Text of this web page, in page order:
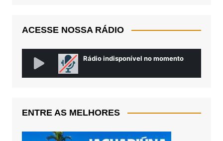
ACESSE NOSSA RÁDIO
ENTRE AS MELHORES